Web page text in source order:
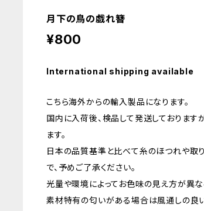
月下の鳥の戯れ簪
¥800
International shipping available
こちら海外からの輸入製品になります。
国内に入荷後、検品して発送しておりま
ます。
日本の品質基準と比べて糸のほつれや取
で、予めご了承ください。
光量や環境によってお色味の見え方が異な
素材特有の匂いがある場合は風通しの良